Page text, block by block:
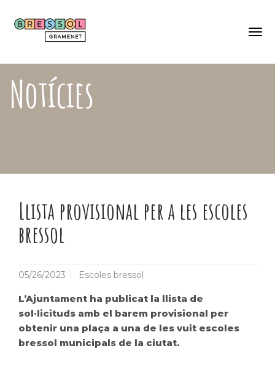
main
Notícies
Llista provisional per a les escoles
bressol
05/26/2023 Escoles bressol
L’Ajuntament ha publicat la llista de
sol·licituds amb el barem provisional per
obtenir una plaça a una de les vuit escoles
bressol municipals de la ciutat.